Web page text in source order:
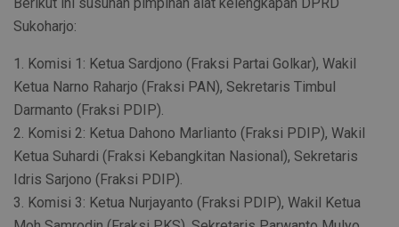
Sukoharjo:
1. Komisi 1: Ketua Sardjono (Fraksi Partai Golkar), Wakil
Ketua Narno Raharjo (Fraksi PAN), Sekretaris Timbul
Darmanto (Fraksi PDIP).
2. Komisi 2: Ketua Dahono Marlianto (Fraksi PDIP), Wakil
Ketua Suhardi (Fraksi Kebangkitan Nasional), Sekretaris
Idris Sarjono (Fraksi PDIP).
3. Komisi 3: Ketua Nurjayanto (Fraksi PDIP), Wakil Ketua